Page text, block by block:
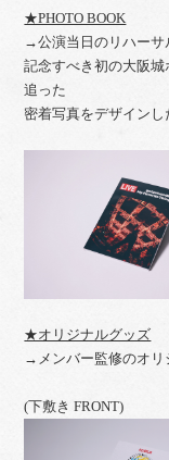
★PHOTO BOOK
→公演当日のリハーサ
記念すべき初の大阪
追った
密着写真をデザインし
★オリジナルグッズ
→メンバー監修のオリ
(下敷き FRONT)